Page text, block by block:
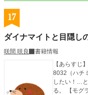
17
ダイナマイトと目隠し
咲間 咲良
書籍情報
【あらすじ
8032（ハチ
したい！…
る。 【モグ